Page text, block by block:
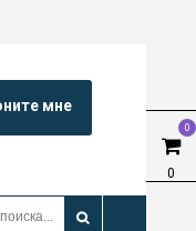
0
0
мне